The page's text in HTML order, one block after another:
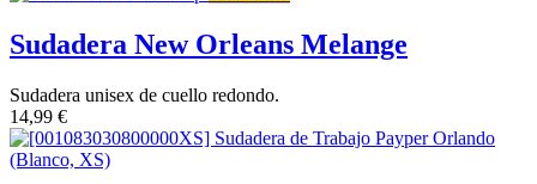
Sudadera New Orleans Melange
Sudadera unisex de cuello redondo.
14,99 €